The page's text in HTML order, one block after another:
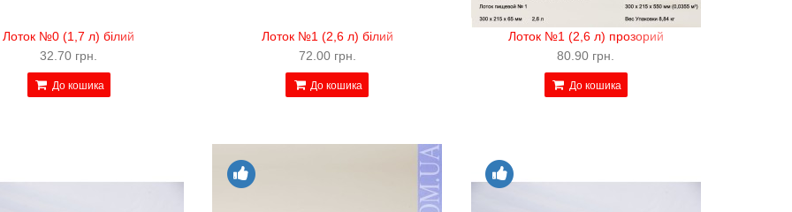
Лоток №0 (1,7 л) білий
32.70 грн.
До кошика
Лоток №1 (2,6 л) білий
72.00 грн.
До кошика
Лоток №1 (2,6 л) прозорий
80.90 грн.
До кошика